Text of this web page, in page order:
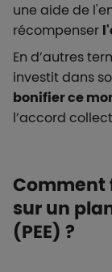
une aide de
récompenser
En d’autres
investit dans
bonifier ce
l’accord
Comment
sur un
(PEE) ?